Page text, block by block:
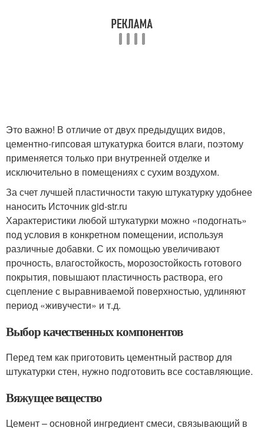
Это важно! В отличие от двух предыдущих видов,
цементно-гипсовая штукатурка боится влаги, поэтому
применяется только при внутренней отделке и
исключительно в помещениях с сухим воздухом.
За счет лучшей пластичности такую штукатурку удобнее
наносить Источник gid-str.ru
Характеристики любой штукатурки можно «подогнать»
под условия в конкретном помещении, используя
различные добавки. С их помощью увеличивают
прочность, влагостойкость, морозостойкость готового
покрытия, повышают пластичность раствора, его
сцепление с выравниваемой поверхностью, удлиняют
период «живучести» и т.д.
Выбор качественных компонентов
Перед тем как приготовить цементный раствор для
штукатурки стен, нужно подготовить все составляющие.
Вяжущее вещество
Цемент – основной ингредиент смеси, связывающий в